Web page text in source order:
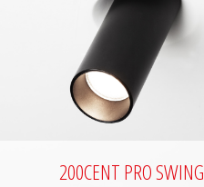
200CENT PRO SWING